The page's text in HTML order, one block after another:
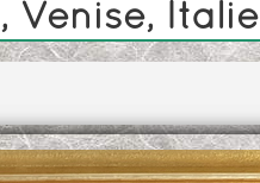
Venise, Italie